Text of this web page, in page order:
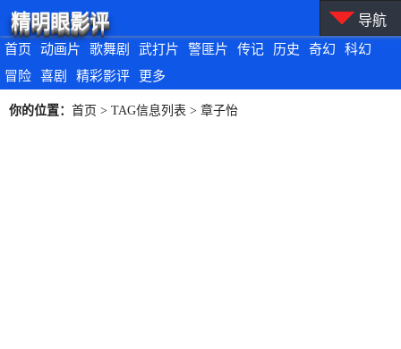
首页 动画片 歌舞剧 武打片 警匪片 传记 历史 奇幻
科幻
冒险
喜剧 精彩影评 更多
精明眼影评 导航
你的位置： 首页 > TAG信息列表 > 章子怡